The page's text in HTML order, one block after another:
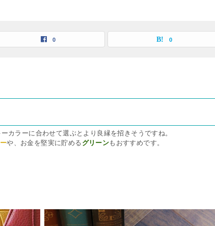
0 0
カラーに合わせて選ぶとより良縁を招きそうですね。
や、お金を堅実に貯める グリーンもおすすめです。